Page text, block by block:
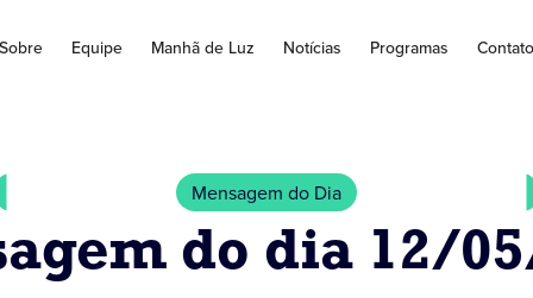
Equipe Manhã de Luz Notícias Programas Contato
Mensagem do Dia
do dia 12/